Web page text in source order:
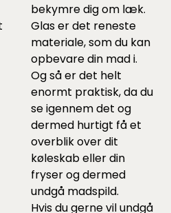
bekymre dig om læk.
Glas er det reneste
materiale, som du kan
opbevare din mad i.
Og så er det helt
enormt praktisk, da du
se igennem det og
dermed hurtigt få et
overblik over dit
køleskab eller din
fryser og dermed
undgå madspild.
Hvis du gerne vil undgå